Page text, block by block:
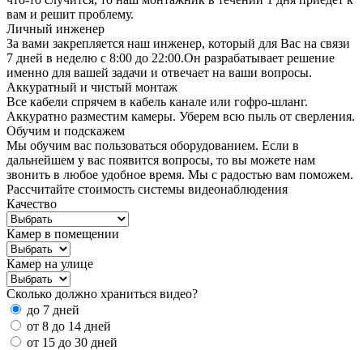
вам и решит проблему.
Личный инженер
За вами закрепляется наш инженер, который для Вас на связи
7 дней в неделю с 8:00 до 22:00.Он разрабатывает решение
именно для вашей задачи и отвечает на ваши вопросы.
Аккуратный и чистый монтаж
Все кабели спрячем в кабель канале или гофро-шланг.
Аккуратно разместим камеры. Уберем всю пыль от сверления.
Обучим и подскажем
Мы обучим вас пользоваться оборудованием. Если в
дальнейшем у вас появится вопросы, то вы можете нам
звонить в любое удобное время. Мы с радостью вам поможем.
Рассчитайте стоимость системы видеонаблюдения
Качество
Камер в помещении
Камер на улице
Сколько должно храниться видео?
до 7 дней
от 8 до 14 дней
от 15 до 30 дней